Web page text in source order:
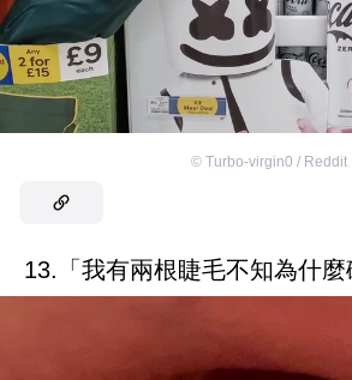
© Turbo-virgin0 / Reddit
13.「我有兩根睫毛不知為什麼